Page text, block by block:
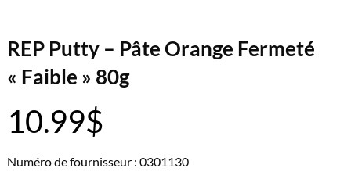
REP Putty – Pâte Orange Fermeté
« Faible » 80g
10.99$
Numéro de fournisseur : 0301130